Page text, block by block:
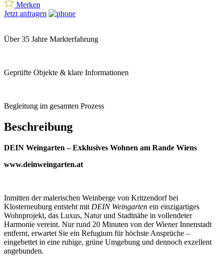
Merken
Jetzt anfragen
Über 35 Jahre Markterfahrung
Geprüfte Objekte & klare Informationen
Begleitung im gesamten Prozess
Beschreibung
DEIN Weingarten – Exklusives Wohnen am Rande Wiens
www.deinweingarten.at
Inmitten der malerischen Weinberge von Kritzendorf bei
Klosterneuburg entsteht mit DEIN Weingarten ein einzigartiges
Wohnprojekt, das Luxus, Natur und Stadtnähe in vollendeter
Harmonie vereint. Nur rund 20 Minuten von der Wiener Innenstadt
entfernt, erwartet Sie ein Refugium für höchste Ansprüche –
eingebettet in eine ruhige, grüne Umgebung und dennoch exzellent
angebunden.